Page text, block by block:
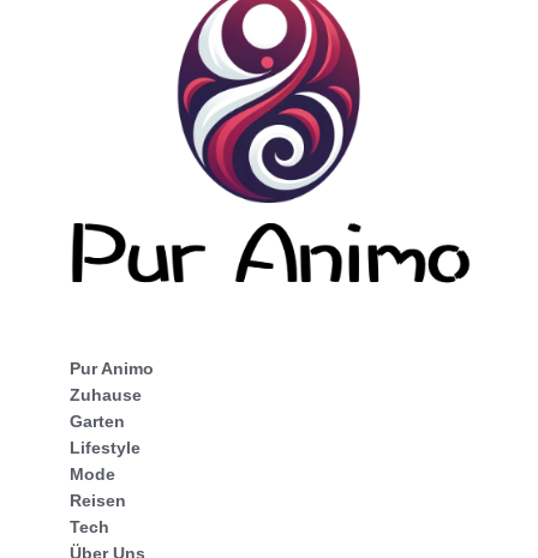
Pur Animo
Zuhause
Garten
Lifestyle
Mode
Reisen
Tech
Über Uns